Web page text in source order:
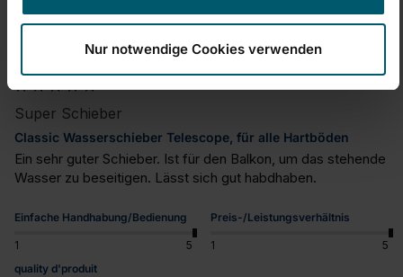
Nur notwendige Cookies verwenden
Verified Customer
Super Schieber
Classic Wasserschieber Telescope, für alle Hartböden
Ein sehr guter Schieber. Ist für den Balkon, um das stehende
Wasser zu beseitigen. Lässt sich gut habdhaben.
Einfache Handhabung/Bedienung
1 5
Preis-/Leistungsverhältnis
1
5
quality d'produit